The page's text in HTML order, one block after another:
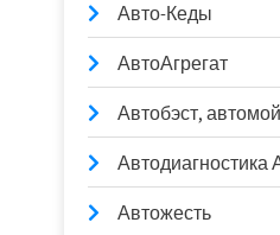
Авто-Кеды
АвтоАгрегат
Автобэст,
Автодиагностика
Автожесть